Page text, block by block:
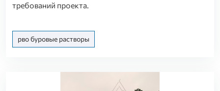
требований проекта.
рво буровые растворы